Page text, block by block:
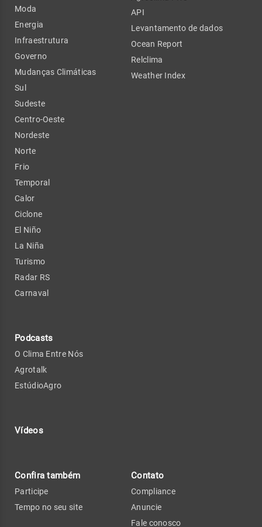
Moda
Energia
Infraestrutura
Governo
Mudanças Climáticas
Sul
Sudeste
Centro-Oeste
Nordeste
Norte
Frio
Temporal
Calor
Ciclone
El Niño
La Niña
Turismo
Radar RS
Carnaval
Podcasts
O Clima Entre Nós
Agrotalk
EstúdioAgro
Vídeos
API
Levantamento de dados
Ocean Report
Relclima
Weather Index
Confira também
Participe
Tempo no seu site
Contato
Compliance
Anuncie
Fale conosco